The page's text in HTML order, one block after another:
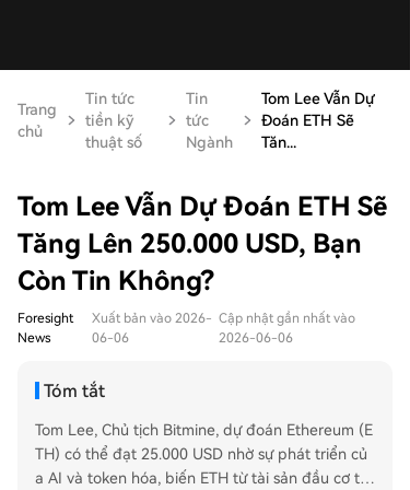
Trang
chủ
Tin tức
tiền kỹ
thuật số
Tin
tức
Ngành
Tom Lee Vẫn Dự
Đoán ETH Sẽ
Tăn...
Tom Lee Vẫn Dự Đoán ETH Sẽ
Tăng Lên 250.000 USD, Bạn
Còn Tin Không?
Foresight
News
Xuất bản vào 2026-
06-06
Cập nhật gần nhất vào
2026-06-06
Tóm tắt
Tom Lee, Chủ tịch Bitmine, dự đoán Ethereum (E
TH) có thể đạt 25.000 USD nhờ sự phát triển củ
a AI và token hóa, biến ETH từ tài sản đầu cơ th